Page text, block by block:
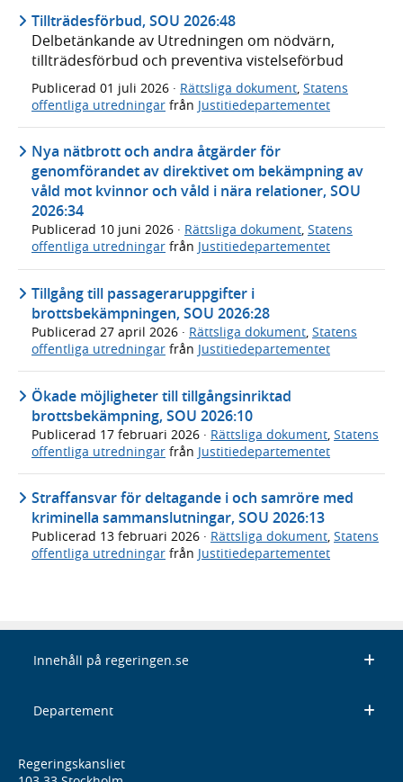
Tillträdesförbud, SOU 2026:48
Delbetänkande av Utredningen om nödvärn,
tillträdesförbud och preventiva vistelseförbud
Publicerad 01 juli 2026 · Rättsliga dokument Statens
offentliga utredningar från Justitiedepartementet
Nya nätbrott och andra åtgärder för
genomförandet av direktivet om bekämpning av
våld mot kvinnor och våld i nära relationer, SOU
2026:34
Publicerad 10 juni 2026 · Rättsliga dokument, Statens
offentliga utredningar från Justitiedepartementet
Tillgång till passageraruppgifter i
brottsbekämpningen, SOU 2026:28
Publicerad 27 april 2026 · Rättsliga dokument, Statens
offentliga utredningar från Justitiedepartementet
Ökade möjligheter till tillgångsinriktad
brottsbekämpning, SOU 2026:10
Publicerad 17 februari 2026 · Rättsliga dokument Statens
offentliga utredningar från Justitiedepartementet
Straffansvar för deltagande i och samröre med
kriminella sammanslutningar, SOU 2026:13
Publicerad 13 februari 2026 · Rättsliga dokument, Statens
offentliga utredningar från Justitiedepartementet
Innehåll på regeringen.se
Departement
Regeringskansliet